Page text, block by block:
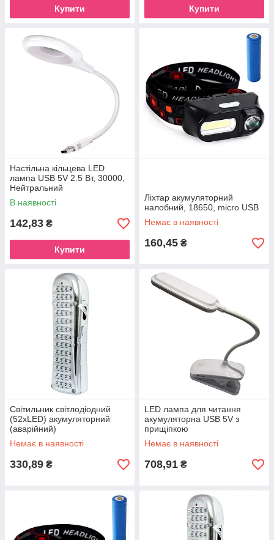
Купити Купити
Настільна кільцева LED
лампа USB 5V 2.5 Вт, 30000,
Нейтральний
В наявності
142,83 ₴
Купити
Ліхтар акумуляторний
налобний, 18650, micro USB
Немає в наявності
160,45 ₴
Світильник світлодіодний
(52xLED) акумуляторний
(аварійний)
Немає в наявності
330,89 ₴
LED лампа для читання
акумуляторна USB 5V з
прищіпкою
Немає в наявності
708,91 ₴